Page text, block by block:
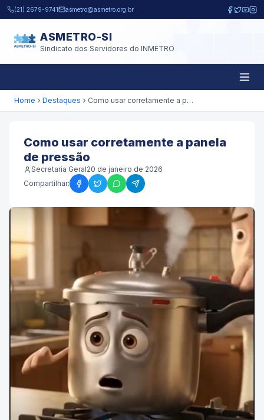
Pular para o conteúdo principal
(21) 2679-9741 asmetro@asmetro.org.br
ASMETRO-SI
Sindicato dos Servidores do INMETRO
Home Destaques Como usar corretamente a panela de pressão
Como usar corretamente a panela
de pressão
Secretaria Geral20 de janeiro de 2026
Compartilhar: